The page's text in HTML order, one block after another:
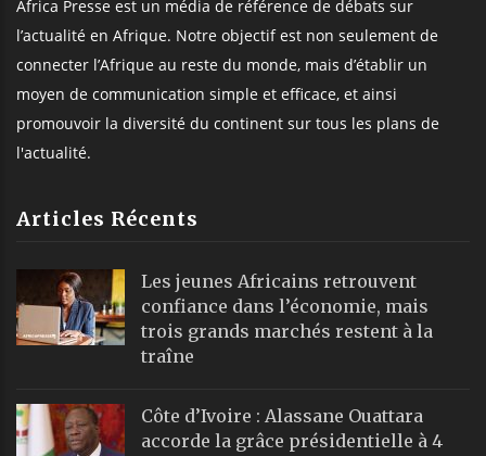
Africa Presse est un média de référence de débats sur
l’actualité en Afrique. Notre objectif est non seulement de
connecter l’Afrique au reste du monde, mais d’établir un
moyen de communication simple et efficace, et ainsi
promouvoir la diversité du continent sur tous les plans de
l'actualité.
Articles Récents
Les jeunes Africains retrouvent
confiance dans l’économie, mais
trois grands marchés restent à la
traîne
Côte d’Ivoire : Alassane Ouattara
accorde la grâce présidentielle à 4